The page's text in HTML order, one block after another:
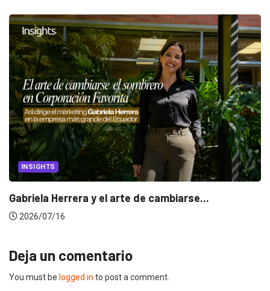
CANNES LIONS 2026
Dos ecuatorianos en el jurado de
Deja un comentario
You must be logged in to post a comment.